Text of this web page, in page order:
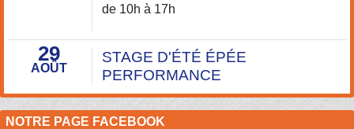
de 10h à 17h
29
AOÛT
STAGE D'ÉTÉ ÉPÉE
PERFORMANCE
NOTRE PAGE FACEBOOK